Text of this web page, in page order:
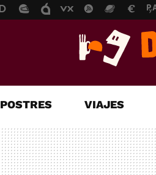
POSTRES VIAJES